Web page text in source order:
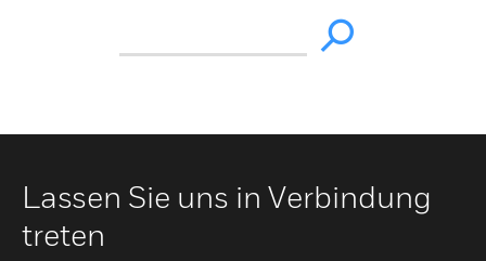
Lassen Sie uns in Verbindung
treten